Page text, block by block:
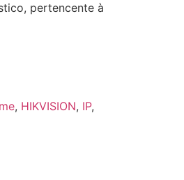
pertencente à
, HIKVISION, IP,